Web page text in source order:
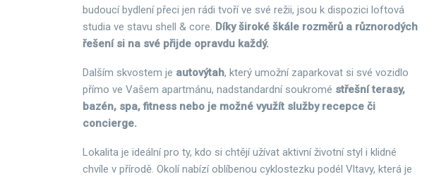
budoucí bydlení přeci jen rádi tvoří ve své režii, jsou k dispozici loftová
studia ve stavu shell & core. Díky široké škále rozměrů a různorodých
řešení si na své přijde opravdu každý.
Dalším skvostem je autovýtah, který umožní zaparkovat si své vozidlo
přímo ve Vašem apartmánu, nadstandardní soukromé střešní terasy,
bazén, spa, fitness nebo je možné využít služby recepce či
concierge.
Lokalita je ideální pro ty, kdo si chtějí užívat aktivní životní styl i klidné
chvíle v přírodě. Okolí nabízí oblíbenou cyklostezku podél Vltavy, která je